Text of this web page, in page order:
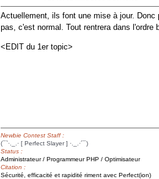
Actuellement, ils font une mise à jour.
pas, c'est normal. Tout rentrera dans l'ordre
<EDIT du 1er topic>
Newbie Contest Staff :
(¯`·._.· [ Perfect Slayer ] ·._.·´¯)
Status :
Administrateur / Programmeur PHP / Optimisateur
Citation :
Sécurité, efficacité et rapidité riment avec Perfect(ion)